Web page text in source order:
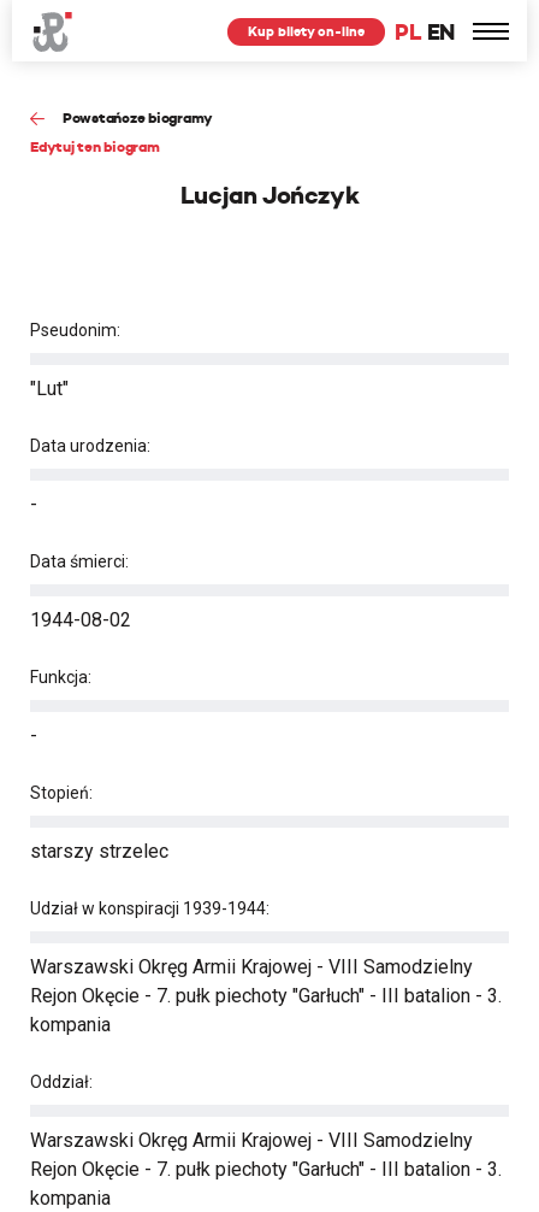
PL EN
Kup bilety on-line
Powstańcze biogramy
Edytuj ten biogram
Lucjan Jończyk
Pseudonim:
"Lut"
Data urodzenia:
-
Data śmierci:
1944-08-02
Funkcja:
-
Stopień:
starszy strzelec
Udział w konspiracji 1939-1944:
Warszawski Okręg Armii Krajowej - VIII Samodzielny
Rejon Okęcie - 7. pułk piechoty "Garłuch" - III batalion - 3.
kompania
Oddział:
Warszawski Okręg Armii Krajowej - VIII Samodzielny
Rejon Okęcie - 7. pułk piechoty "Garłuch" - III batalion - 3.
kompania